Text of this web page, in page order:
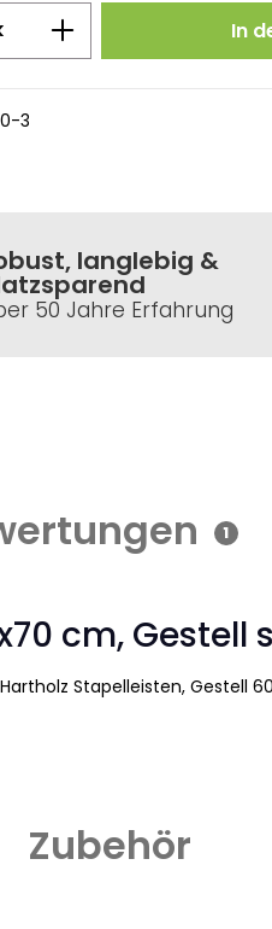
Gib den In
3
langlebig &
50 Jahre Erfahrung
1
cm, Gestell
Stapelleisten, Gestell
Zubehör